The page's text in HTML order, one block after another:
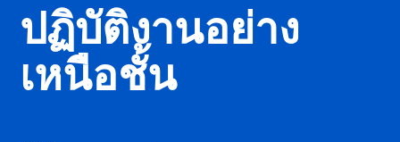
ปฏิบัติงานอย่าง
เหนือชั้น